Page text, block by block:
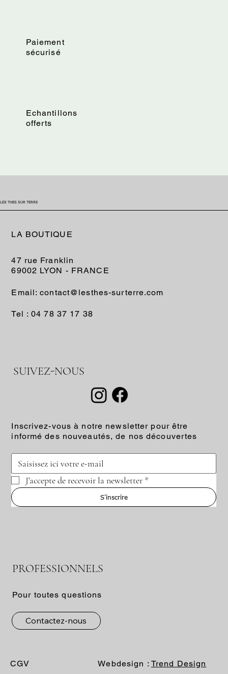
Paiement
sécurisé
Echantillons
offerts
LES THES SUR TERRE
PROFESSIONNELS
Pour toutes questions
Contactez-nous
LA BOUTIQUE
47 rue Franklin
69002 LYON - FRANCE
Email: contact@lesthes-surterre.com
Tel : 04 78 37 17 38
SUIVEZ-NOUS
Inscrivez-vous à notre newsletter pour être
informé des nouveautés, de nos découvertes
J'accepte de recevoir la newsletter *
S'inscrire
CGV Webdesign : Trend Design